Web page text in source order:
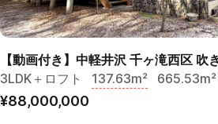
3LDK＋ロフト
137.63m² 665.53m²
¥88,000,000